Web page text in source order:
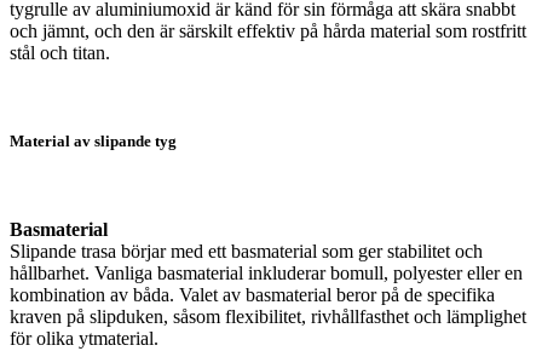
tygrulle av aluminiumoxid är känd för sin förmåga att skära snabbt
och jämnt, och den är särskilt effektiv på hårda material som rostfritt
stål och titan.
Material av slipande tyg
Basmaterial
Slipande trasa börjar med ett basmaterial som ger stabilitet och
hållbarhet. Vanliga basmaterial inkluderar bomull, polyester eller en
kombination av båda. Valet av basmaterial beror på de specifika
kraven på slipduken, såsom flexibilitet, rivhållfasthet och lämplighet
för olika ytmaterial.